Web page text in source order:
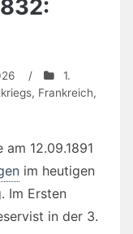
/
1.
, Frankreich,
12.09.1891
im heutigen
Im Ersten
in der 3.